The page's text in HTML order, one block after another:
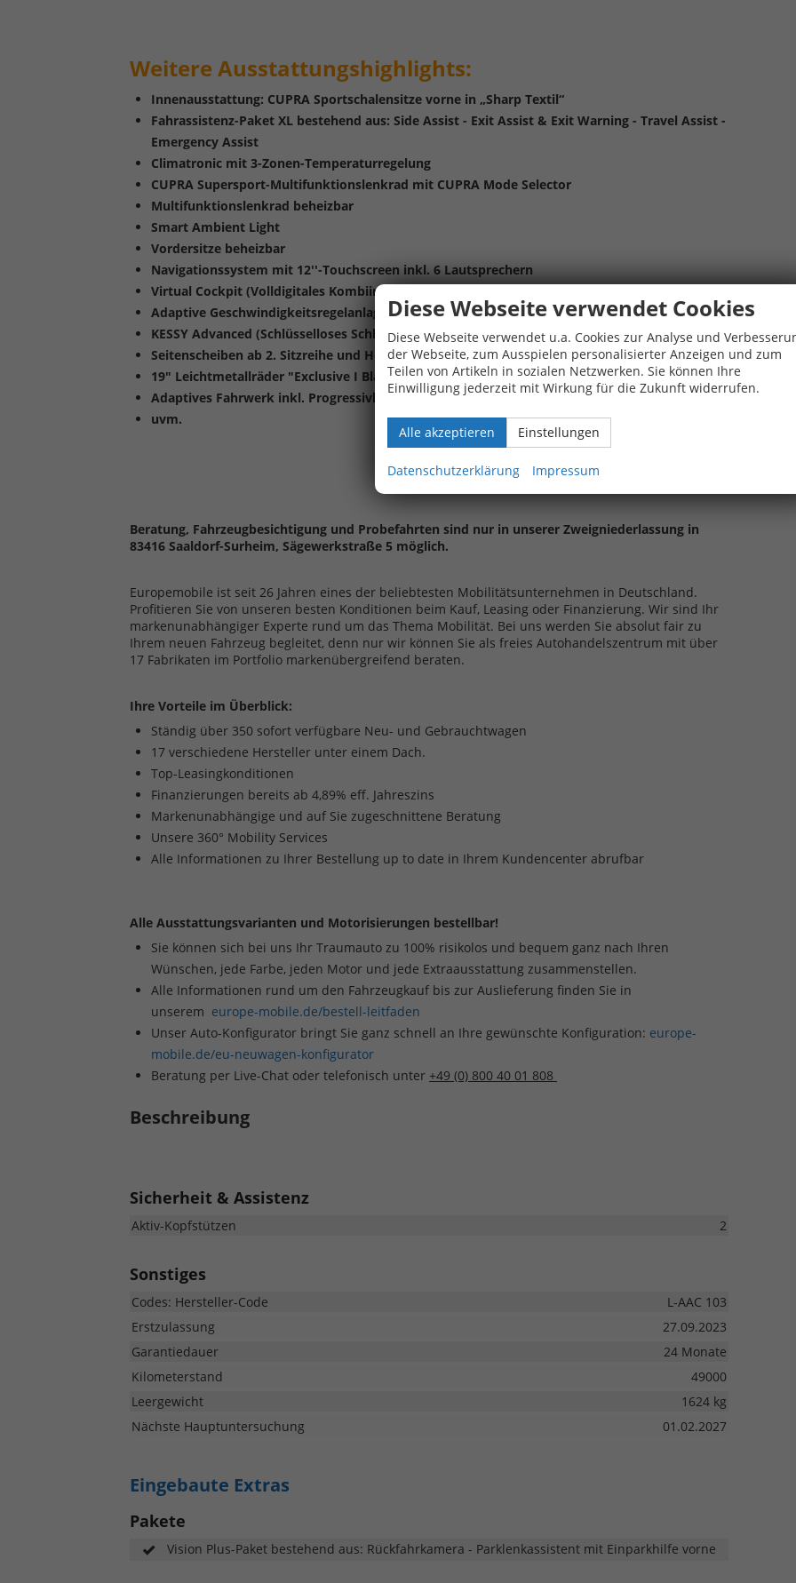
Weitere Ausstattungshighlights:
Innenausstattung: CUPRA Sportschalensitze vorne in „Sharp Textil“
Fahrassistenz-Paket XL bestehend aus: Side Assist - Exit Assist & Exit Warning - Travel Assist -
Emergency Assist
Climatronic mit 3-Zonen-Temperaturregelung
CUPRA Supersport-Multifunktionslenkrad mit CUPRA Mode Selector
Multifunktionslenkrad beheizbar
Smart Ambient Light
Vordersitze beheizbar
Navigationssystem mit 12''-Touchscreen inkl. 6 Lautsprechern
Virtual Cockpit (Volldigitales Kombiinstrument mit 10,25"-TFT-Display)
Adaptive Geschwindigkeitsregelanlage (ACC) inkl. Geschwindigkeitsbegrenzer
KESSY Advanced (Schlüsselloses Schließ- und Öffnungssystem)
Seitenscheiben ab 2. Sitzreihe und Heckscheibe dunkel getönt, wärmedämmend
19" Leichtmetallräder "Exclusive I Black/Silver", glanzgedreht
Adaptives Fahrwerk inkl. Progressivlenkung
uvm.
Beratung, Fahrzeugbesichtigung und Probefahrten sind nur in unserer Zweigniederlassung in
83416 Saaldorf-Surheim, Sägewerkstraße 5 möglich.
Europemobile ist seit 26 Jahren eines der beliebtesten Mobilitätsunternehmen in Deutschland.
Profitieren Sie von unseren besten Konditionen beim Kauf, Leasing oder Finanzierung. Wir sind Ihr
markenunabhängiger Experte rund um das Thema Mobilität. Bei uns werden Sie absolut fair zu
Ihrem neuen Fahrzeug begleitet, denn nur wir können Sie als freies Autohandelszentrum mit über
17 Fabrikaten im Portfolio markenübergreifend beraten.
Ihre Vorteile im Überblick:
Ständig über 350 sofort verfügbare Neu- und Gebrauchtwagen
17 verschiedene Hersteller unter einem Dach.
Top-Leasingkonditionen
Finanzierungen bereits ab 4,89% eff. Jahreszins
Markenunabhängige und auf Sie zugeschnittene Beratung
Unsere 360° Mobility Services
Alle Informationen zu Ihrer Bestellung up to date in Ihrem Kundencenter abrufbar
Alle Ausstattungsvarianten und Motorisierungen bestellbar!
Sie können sich bei uns Ihr Traumauto zu 100% risikolos und bequem ganz nach Ihren
Wünschen, jede Farbe, jeden Motor und jede Extraausstattung zusammenstellen.
Alle Informationen rund um den Fahrzeugkauf bis zur Auslieferung finden Sie in
unserem europe-mobile.de/bestell-leitfaden
Unser Auto-Konfigurator bringt Sie ganz schnell an Ihre gewünschte Konfiguration: europe-
mobile.de/eu-neuwagen-konfigurator
Beratung per Live-Chat oder telefonisch unter +49 (0) 800 40 01 808
Beschreibung
Sicherheit & Assistenz
Aktiv-Kopfstützen 2
Sonstiges
Codes: Hersteller-Code
L-AAC 103
Erstzulassung
27.09.2023
Garantiedauer
24 Monate
Kilometerstand
49000
Leergewicht
1624 kg
Nächste Hauptuntersuchung
01.02.2027
Eingebaute Extras
Pakete
Vision Plus-Paket bestehend aus: Rückfahrkamera - Parklenkassistent mit Einparkhilfe vorne
Diese Webseite verwendet Cookies
Diese Webseite verwendet u.a. Cookies zur Analyse und
der Webseite, zum Ausspielen personalisierter Anzeigen und zum
Teilen von Artikeln in sozialen Netzwerken. Sie können Ihre
Einwilligung jederzeit mit Wirkung für die Zukunft widerrufen.
Alle akzeptieren Einstellungen
Datenschutzerklärung Impressum